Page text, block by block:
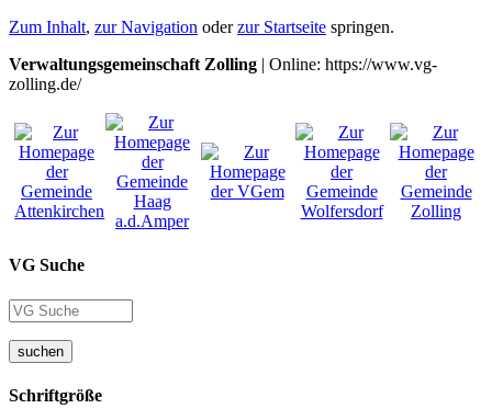
Zum Inhalt, zur Navigation oderzur Startseite springen.
Verwaltungsgemeinschaft Zolling | Online: https://www.vg-
zolling.de/
VG Suche
suchen
Schriftgröße